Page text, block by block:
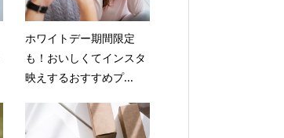
ホワイトデー期間限定
も！おいしくてインスタ
映えするおすすめプ...